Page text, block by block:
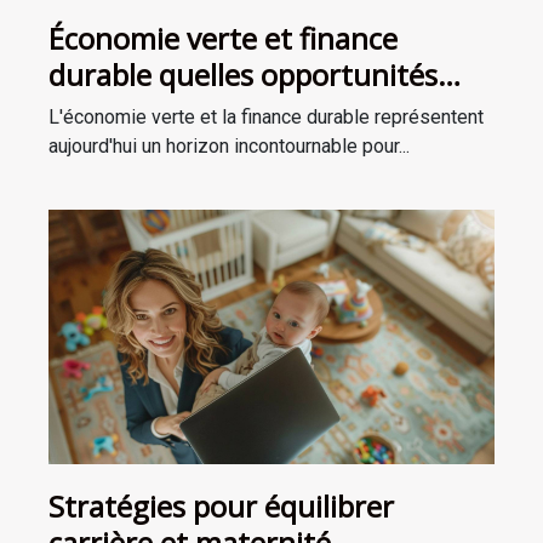
Économie verte et finance
durable quelles opportunités
pour les investisseurs soucieux
de l'environnement
L'économie verte et la finance durable représentent
aujourd'hui un horizon incontournable pour...
Stratégies pour équilibrer